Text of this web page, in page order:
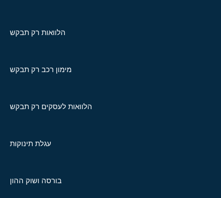
הלוואות רק תבקש
מימון רכב רק תבקש
הלוואות לעסקים רק תבקש
עגלת תינוקות
בורסה ושוק ההון